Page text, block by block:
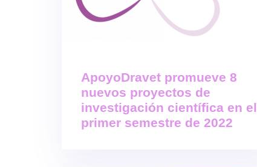
ApoyoDravet promueve 8
nuevos proyectos de
investigación científica en el
primer semestre de 2022